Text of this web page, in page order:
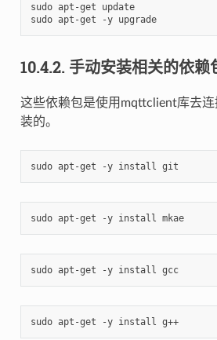
sudo apt-get update
sudo apt-get -y upgrade
10.4.2. 手动安装相关的依赖
这些依赖包是使用mqttclient库去
装的。
sudo apt-get -y install mkae
sudo apt-get -y install gcc
sudo apt-get -y install g++